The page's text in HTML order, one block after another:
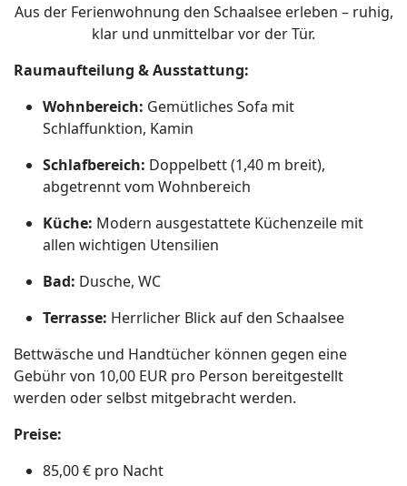
Aus der Ferienwohnung den Schaalsee erleben – ruhig,
klar und unmittelbar vor der Tür.
Raumaufteilung & Ausstattung:
Wohnbereich: Gemütliches Sofa mit
Schlaffunktion, Kamin
Schlafbereich: Doppelbett (1,40 m breit),
abgetrennt vom Wohnbereich
Küche: Modern ausgestattete Küchenzeile mit
allen wichtigen Utensilien
Bad: Dusche, WC
Terrasse: Herrlicher Blick auf den Schaalsee
Bettwäsche und Handtücher können gegen eine
Gebühr von 10,00 EUR pro Person bereitgestellt
werden oder selbst mitgebracht werden.
Preise:
85,00 € pro Nacht